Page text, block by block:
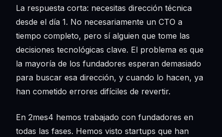
La respuesta corta: necesitas dirección técnica
desde el día 1. No necesariamente un CTO a
tiempo completo, pero sí alguien que tome las
decisiones tecnológicas clave. El problema es que
la mayoría de los fundadores esperan demasiado
para buscar esa dirección, y cuando lo hacen, ya
han cometido errores difíciles de revertir.
En 2mes4 hemos trabajado con fundadores en
todas las fases. Hemos visto startups que han